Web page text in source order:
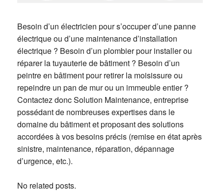
Besoin d’un électricien pour s’occuper d’une panne
électrique ou d’une maintenance d’installation
électrique ? Besoin d’un plombier pour installer ou
réparer la tuyauterie de bâtiment ? Besoin d’un
peintre en bâtiment pour retirer la moisissure ou
repeindre un pan de mur ou un immeuble entier ?
Contactez donc Solution Maintenance, entreprise
possédant de nombreuses expertises dans le
domaine du bâtiment et proposant des solutions
accordées à vos besoins précis (remise en état après
sinistre, maintenance, réparation, dépannage
d’urgence, etc.).
No related posts.